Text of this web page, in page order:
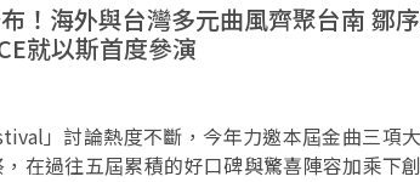
布！海外與台灣多元曲風齊聚台南 鄒
就以斯首度參演
」討論熱度不斷，今年力邀本屆金曲三項
在過往五屆累積的好口碑與驚喜陣容加乘下